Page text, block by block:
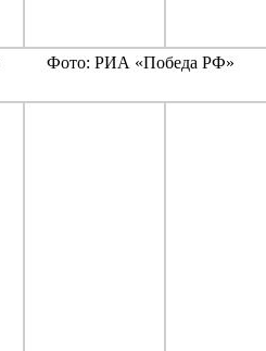
Фото: РИА «Победа РФ»